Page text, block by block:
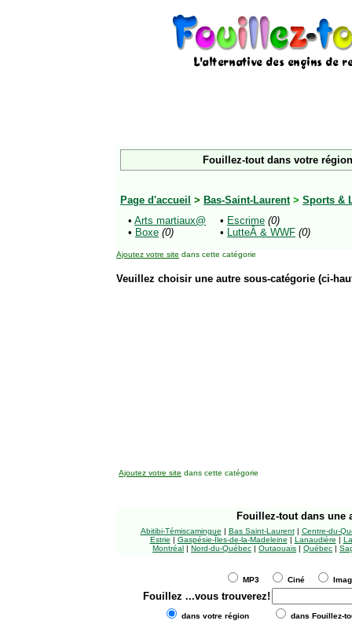
Fouillez-tout dans votre
Page d'accueil > Bas-Saint-Laurent > Sports &
• Arts martiaux@
• Boxe (0)
• Escrime (0)
• LutteÂ & WWF (0)
Ajoutez votre site dans cette catégorie
Veuillez choisir une autre sous-catégorie (ci-
Ajoutez votre site dans cette catégorie
Fouillez-tout dans une
Abitibi-Témiscamingue | Bas Saint-Laurent| Centre-du-
Estrie | Gaspésie-Îles-de-la-Madeleine | Lanaudière |
Montréal | Nord-du-Québec | Outaouais | Québec |
MP3 Ciné
Fouillez ...vous trouverez!
dans votre région dans Fouillez-